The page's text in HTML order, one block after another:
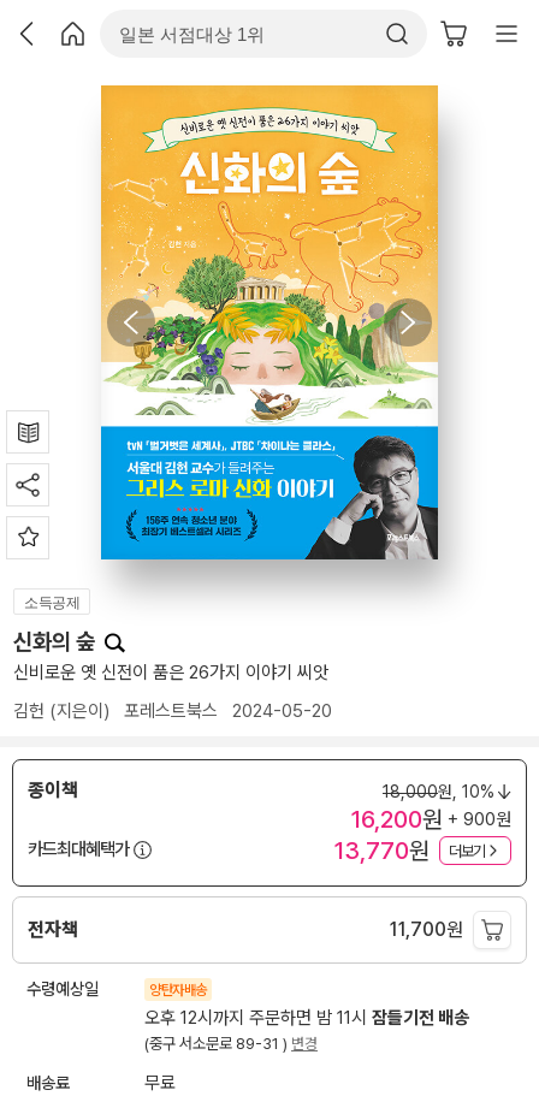
소득공제
신화의 숲
신비로운 옛 신전이 품은 26가지 이야기 씨앗
김헌 (지은이) 포레스트북스 2024-05-20
종이책 18,000원, 10%
16,200원 + 900원
카드최대혜택가
13,770원 더보기
전자책 11,700원
수령예상일 양탄자배송
오후 12시까지 주문하면 밤 11시 잠들기전 배송
(중구 서소문로 89-31 ) 변경
배송료 무료